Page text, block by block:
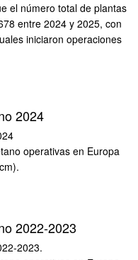
el número total de plantas
entre 2024 y 2025, con
iniciaron operaciones
2024
operativas en Europa
2022-2023
2023.